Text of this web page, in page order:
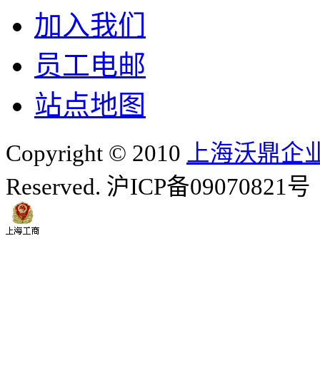
加入我们
员工电邮
站点地图
Copyright © 2010
上海沃鼎
Reserved. 沪ICP备09070821号